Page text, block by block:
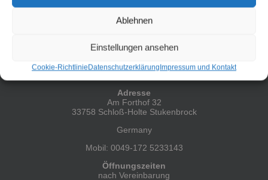
Ablehnen
Einstellungen ansehen
Cookie-RichtlinieDatenschutzerklärungImpressum und Kontakt
HIER FINDEST DU MICH
Adresse
Am Forthof 32
33758 Schloß-Holte Stukenbrock
Germany
Mobil: 0049-172 5233143
Öffnungszeiten
nach Vereinbarung